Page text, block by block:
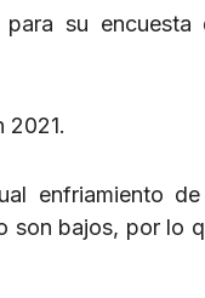
para su encuesta
2021.
enfriamiento
son bajos, por lo